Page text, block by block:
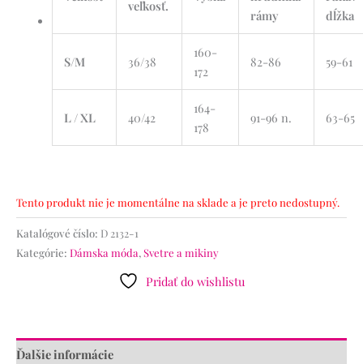
veľkosť.
rámy
dĺžka
S/M 36/38
160-
172
82-86 59-61
L / XL 40/42
164-
178
91-96 n. 63-65
Tento produkt nie je momentálne na sklade a je preto nedostupný.
Katalógové číslo: D 2132-1
Kategórie: Dámska móda,Svetre a mikiny
Pridať do wishlistu
Ďalšie informácie